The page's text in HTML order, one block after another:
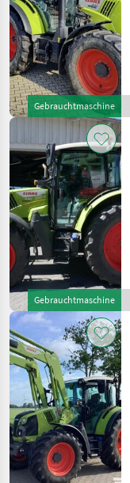
Gebrauchtmaschine
Gebrauchtmaschine